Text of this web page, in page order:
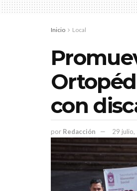
Inicio Local
con
por Redacción 29 julio,